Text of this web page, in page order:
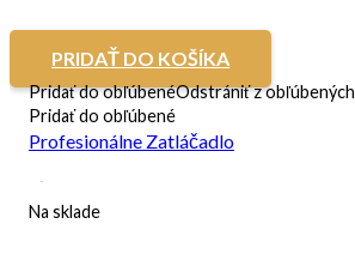
PRIDAŤ DO KOŠÍKA
Pridať do obľúbenéOdstrániť z obľúbených
Pridať do obľúbené
Profesionálne Zatláčadlo
Na sklade